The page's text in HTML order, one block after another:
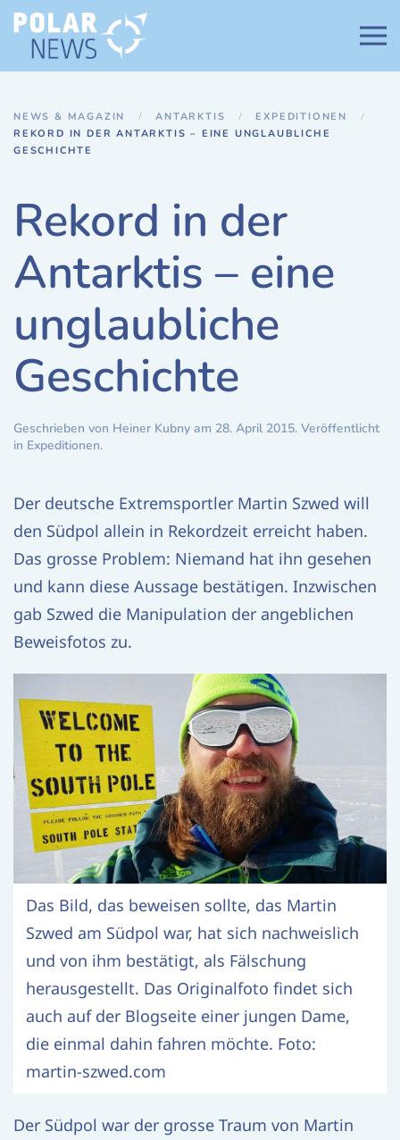
Zum Hauptinhalt springen
NEWS & MAGAZIN ANTARKTIS
EXPEDITIONEN
REKORD IN DER ANTARKTIS – EINE UNGLAUBLICHE
GESCHICHTE
Rekord in der
Antarktis – eine
unglaubliche
Geschichte
Geschrieben von Heiner Kubny am 28. April 2015. Veröffentlicht
in Expeditionen.
Der deutsche Extremsportler Martin Szwed will
den Südpol allein in Rekordzeit erreicht haben.
Das grosse Problem: Niemand hat ihn gesehen
und kann diese Aussage bestätigen. Inzwischen
gab Szwed die Manipulation der angeblichen
Beweisfotos zu.
Das Bild, das beweisen sollte, das Martin
Szwed am Südpol war, hat sich nachweislich
und von ihm bestätigt, als Fälschung
herausgestellt. Das Originalfoto findet sich
auch auf der Blogseite einer jungen Dame,
die einmal dahin fahren möchte. Foto:
martin-szwed.com
Der Südpol war der grosse Traum von Martin